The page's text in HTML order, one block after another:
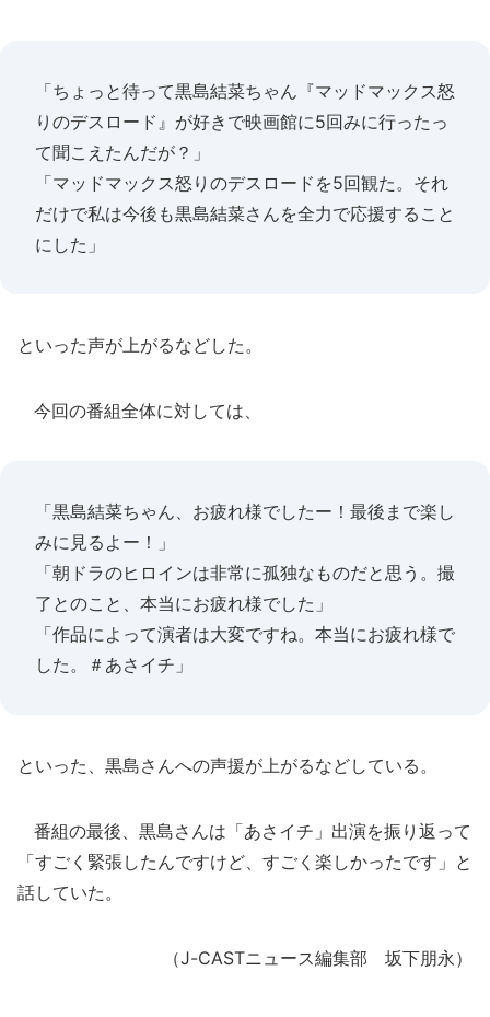
「ちょっと待って黒島結菜ちゃん『マッドマックス怒
りのデスロード』が好きで映画館に5回みに行ったっ
て聞こえたんだが？」
「マッドマックス怒りのデスロードを5回観た。それ
だけで私は今後も黒島結菜さんを全力で応援すること
にした」
といった声が上がるなどした。
今回の番組全体に対しては、
「黒島結菜ちゃん、お疲れ様でしたー！最後まで楽し
みに見るよー！」
「朝ドラのヒロインは非常に孤独なものだと思う。撮
了とのこと、本当にお疲れ様でした」
「作品によって演者は大変ですね。本当にお疲れ様で
した。＃あさイチ」
といった、黒島さんへの声援が上がるなどしている。
番組の最後、黒島さんは「あさイチ」出演を振り返って
「すごく緊張したんですけど、すごく楽しかったです」と
話していた。
（J-CASTニュース編集部 坂下朋永）